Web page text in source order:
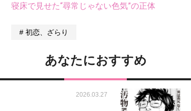
寝床で見せた“尋常じゃない色気”の正体
初恋、ざらり
あなたにおすすめ
2026.03.27